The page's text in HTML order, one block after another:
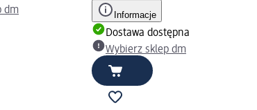
dm
Informacje
Dostawa dostępna
Wybierz sklep dm